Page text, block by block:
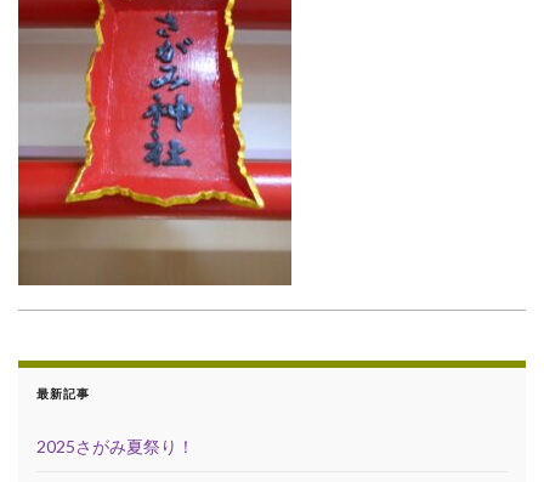
最新記事
2025さがみ夏祭り！